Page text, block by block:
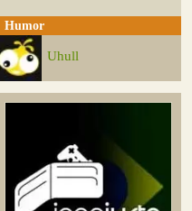
Humor
Uhull